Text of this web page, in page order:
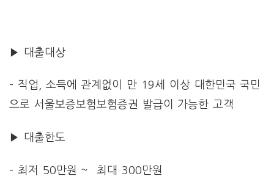
▶ 대출대상
– 직업, 소득에 관계없이 만 19세 이상 대한민국 국민
으로 서울보증보험보험증권 발급이 가능한 고객
▶ 대출한도
– 최저 50만원 ~ 최대 300만원